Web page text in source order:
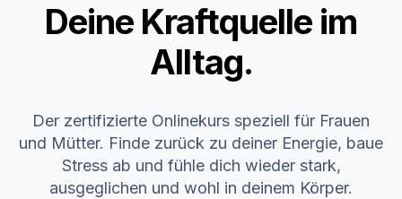
Deine Kraftquelle im
Alltag.
Der zertifizierte Onlinekurs speziell für Frauen
und Mütter. Finde zurück zu deiner Energie, baue
Stress ab und fühle dich wieder stark,
ausgeglichen und wohl in deinem Körper.